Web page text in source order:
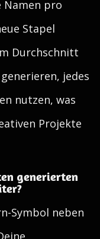
Namen pro
Stapel
Durchschnitt
jedes
nutzen, was
Projekte
generierten
Symbol neben